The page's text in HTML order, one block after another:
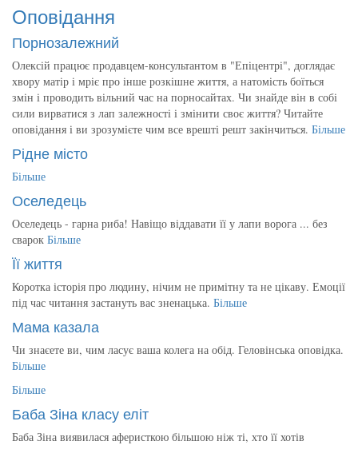
Оповідання
Порнозалежний
Олексій працює продавцем-консультантом в "Епіцентрі", доглядає
хвору матір і мріє про інше розкішне життя, а натомість боїться
змін і проводить вільний час на порносайтах. Чи знайде він в собі
сили вирватися з лап залежності і змінити своє життя? Читайте
оповідання і ви зрозумієте чим все врешті решт закінчиться. Більше
Рідне місто
Більше
Оселедець
Оселедець - гарна риба! Навіщо віддавати її у лапи ворога ... без
сварок Більше
Її життя
Коротка історія про людину, нічим не примітну та не цікаву. Емоції
під час читання застануть вас зненацька. Більше
Мама казала
Чи знаєете ви, чим ласує ваша колега на обід. Геловінська оповідка.
Більше
Більше
Баба Зіна класу еліт
Баба Зіна виявилася аферисткою більшою ніж ті, хто її хотів